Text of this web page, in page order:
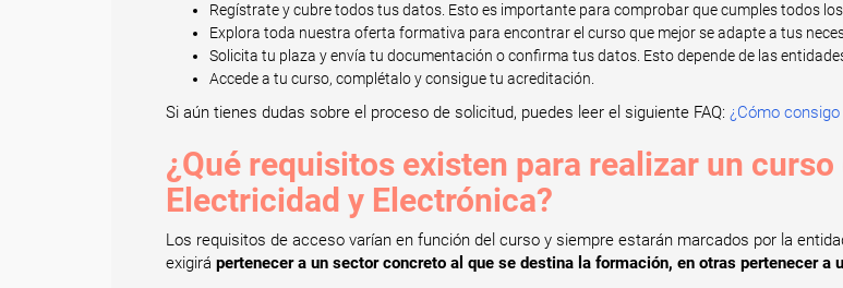
Regístrate y cubre todos tus datos. Esto es importante para comprobar que cumples todos
Explora toda nuestra oferta formativa para encontrar el curso que mejor se adapte a tus
Solicita tu plaza y envía tu documentación o confirma tus datos. Esto depende de las
Accede a tu curso, complétalo y consigue tu acreditación.
Si aún tienes dudas sobre el proceso de solicitud, puedes leer el siguiente FAQ: ¿Cómo
¿Qué requisitos existen para realizar un
Electricidad y Electrónica?
Los requisitos de acceso varían en función del curso y siempre estarán marcados por la
exigirá pertenecer a un sector concreto al que se destina la formación, en otras pertenecer a